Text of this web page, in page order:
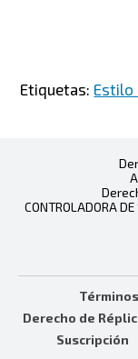
Etiquetas: Estilo
CONTROLADORA DE
Derecho de
Suscripción